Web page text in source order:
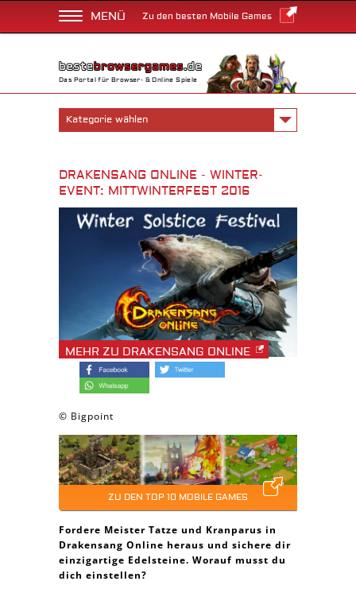
MENÜ Zu den besten Mobile Games
Das Portal für Browser- & Online Spiele
Kategorie wählen
DRAKENSANG ONLINE - WINTER-
EVENT: MITTWINTERFEST 2016
MEHR ZU DRAKENSANG ONLINE
© Bigpoint
ZU DEN TOP 10 MOBILE GAMES
Fordere Meister Tatze und Kranparus in
Drakensang Online heraus und sichere dir
einzigartige Edelsteine. Worauf musst du
dich einstellen?